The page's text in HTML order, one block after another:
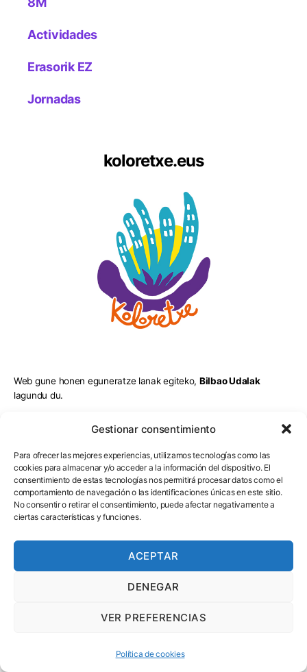
Gestionar consentimiento
Para ofrecer las mejores experiencias, utilizamos tecnologías como las
cookies para almacenar y/o acceder a la información del dispositivo. El
consentimiento de estas tecnologías nos permitirá procesar datos como el
comportamiento de navegación o las identificaciones únicas en este sitio.
No consentir o retirar el consentimiento, puede afectar negativamente a
ciertas características y funciones.
ACEPTAR
DENEGAR
VER PREFERENCIAS
Política de cookies
Actividades
Erasorik EZ
Jornadas
koloretxe.eus
Web gune honen eguneratze lanak egiteko, Bilbao Udalak
lagundu du.
WhatsApp
623 306 098